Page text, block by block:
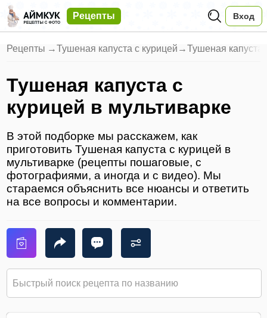
Рецепты Вход
Рецепты →Тушеная капуста с курицей →Тушеная капуста
Тушеная капуста с
курицей в мультиварке
В этой подборке мы расскажем, как
приготовить Тушеная капуста с курицей в
мультиварке (рецепты пошаговые, с
фотографиями, а иногда и с видео). Мы
стараемся объяснить все нюансы и ответить
на все вопросы и комментарии.